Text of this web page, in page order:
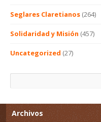
Seglares Claretianos (264)
Solidaridad y Misión (457)
Uncategorized (27)
Archivos